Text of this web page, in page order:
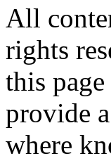
All
rights
this
provide
where